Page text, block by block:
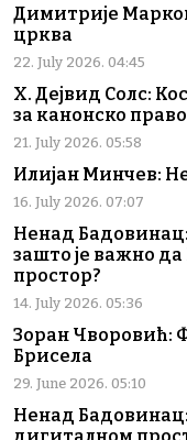
Димитрије
црква
22. July 2026. 04:45
Х. Дејвид Солс:
за канонско
21. July 2026. 05:58
Илијан Минчев:
16. July 2026. 07:07
Ненад
зашто је важно
простор?
14. July 2026. 05:36
Зоран Чворовић:
Брисела
29. June 2026. 05:10
Ненад
дигиталном